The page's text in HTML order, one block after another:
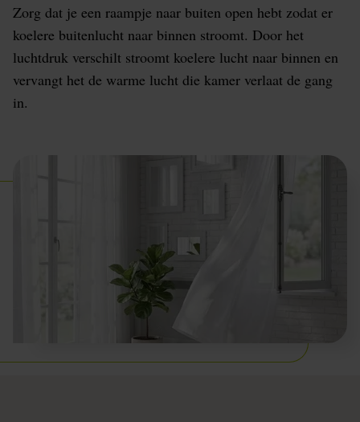
Zorg dat je een raampje naar buiten open hebt zodat er
koelere buitenlucht naar binnen stroomt. Door het
luchtdruk verschilt stroomt koelere lucht naar binnen en
vervangt het de warme lucht die kamer verlaat de gang
in.